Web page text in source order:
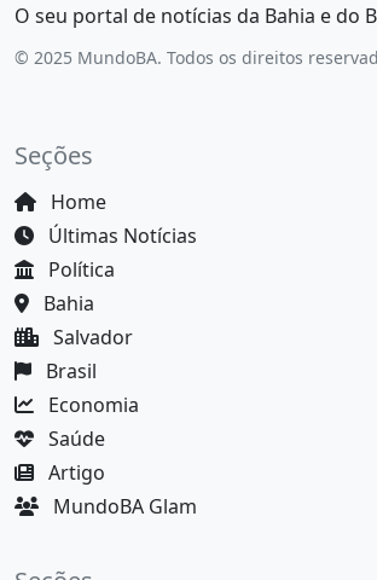
O seu portal de notícias da Bahia e do
© 2025 MundoBA. Todos os direitos
Seções
Home
Últimas Notícias
Política
Bahia
Salvador
Brasil
Economia
Saúde
Artigo
MundoBA Glam